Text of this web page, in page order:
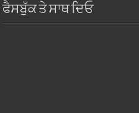
ਫੈਸਬੁੱਕ ਤੇ ਸਾਥ ਦਿਓ